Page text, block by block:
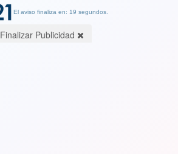
El aviso finaliza en: 19 segundos.
Finalizar Publicidad